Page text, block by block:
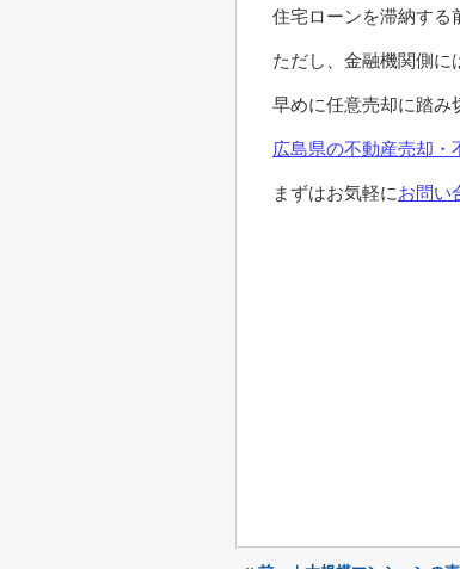
住宅ローンを滞納する
ただし、金融機関側に
早めに任意売却に踏み
広島県の不動産売却・
まずはお気軽にお問い